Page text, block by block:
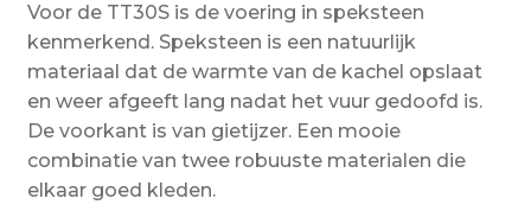
Voor de TT30S is de voering in speksteen
kenmerkend. Speksteen is een natuurlijk
materiaal dat de warmte van de kachel opslaat
en weer afgeeft lang nadat het vuur gedoofd is.
De voorkant is van gietijzer. Een mooie
combinatie van twee robuuste materialen die
elkaar goed kleden.